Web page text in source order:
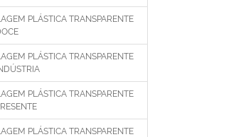
PLÁSTICA TRANSPARENTE
PLÁSTICA TRANSPARENTE
PLÁSTICA TRANSPARENTE
PLÁSTICA TRANSPARENTE